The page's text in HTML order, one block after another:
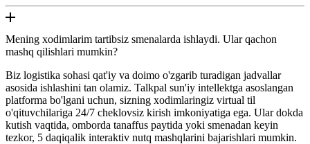
Mening xodimlarim tartibsiz smenalarda ishlaydi. Ular qachon
mashq qilishlari mumkin?
Biz logistika sohasi qat'iy va doimo o'zgarib turadigan jadvallar
asosida ishlashini tan olamiz. Talkpal sun'iy intellektga asoslangan
platforma bo'lgani uchun, sizning xodimlaringiz virtual til
o'qituvchilariga 24/7 cheklovsiz kirish imkoniyatiga ega. Ular dokda
kutish vaqtida, omborda tanaffus paytida yoki smenadan keyin
tezkor, 5 daqiqalik interaktiv nutq mashqlarini bajarishlari mumkin.